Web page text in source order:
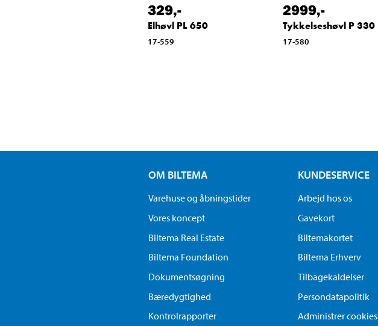
329,-
Elhøvl PL 650
17-559
2999,-
Tykkelseshøvl P 330
17-580
OM BILTEMA
Varehuse og åbningstider
Vores koncept
Biltema Real Estate
Biltema Foundation
Dokumentsøgning
Bæredygtighed
Kontrolrapporter
KUNDESERVICE
Arbejd hos os
Gavekort
Biltemakortet
Biltema Erhverv
Tilbagekaldelser
Persondatapolitik
Administrer cookies